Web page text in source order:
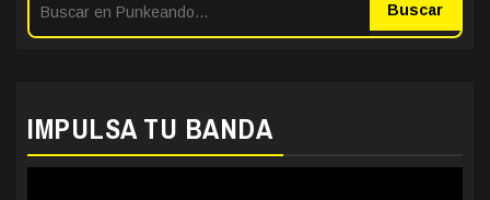
Buscar
IMPULSA TU BANDA